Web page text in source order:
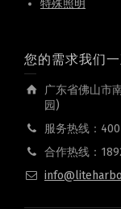
特殊照明
您的需求我们
广东省佛山市
园)
服务热线：
合作热线：